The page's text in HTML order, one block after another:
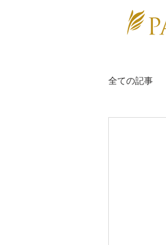
全ての記事
カラダ